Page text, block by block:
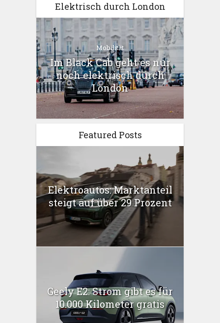
Elektrisch durch London
Mobilität
Im Black Cab geht es nur
noch elektrisch durch
London
Featured Posts
Elektroautos: Marktanteil
steigt auf über 29 Prozent
Geely E2: Strom gibt es für
10.000 Kilometer gratis